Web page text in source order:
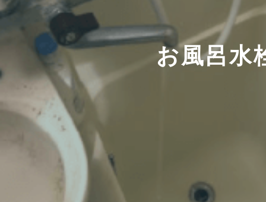
お風呂水